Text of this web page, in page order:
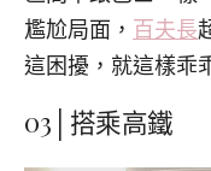
尷尬局面， 百夫長
這困擾，就這樣乖
03│搭乘高鐵